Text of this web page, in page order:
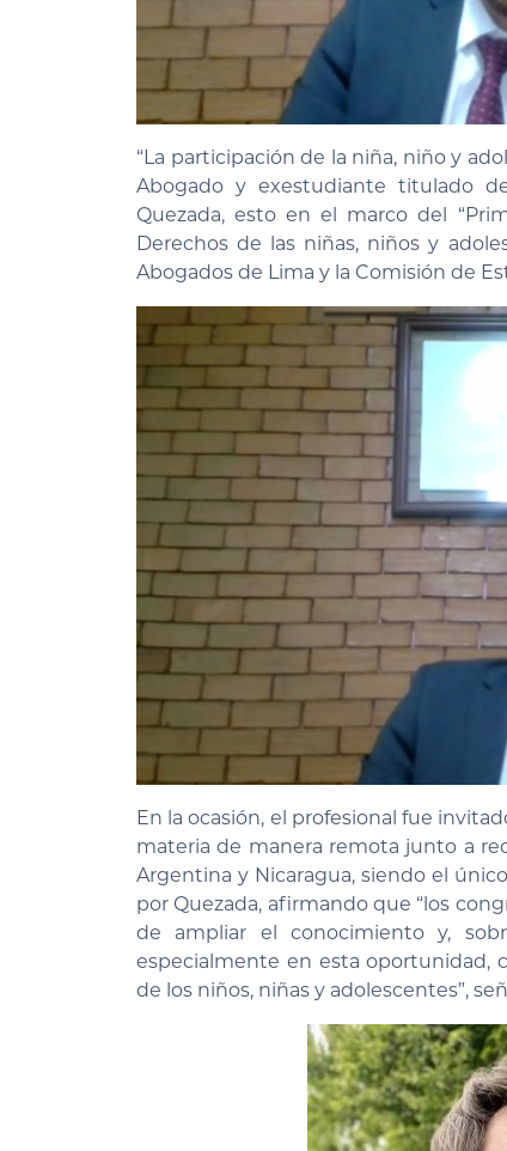
“La participación de la niña, niño y
Abogado y exestudiante titulado
Quezada, esto en el marco del
Derechos de las niñas, niños y
Abogados de Lima y la Comisión de
En la ocasión, el profesional fue
materia de manera remota junto a
Argentina y Nicaragua, siendo el
por Quezada, afirmando que “los
de ampliar el conocimiento y,
especialmente en esta oportunidad,
de los niños, niñas y adolescentes”,